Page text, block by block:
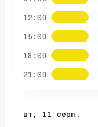
12:00
15:00
18:00
21:00
вт, 11 серп.